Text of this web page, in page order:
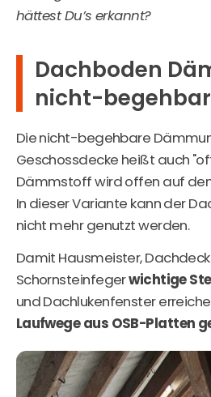
hättest Du’s erkannt?
Dachboden
nicht-begehbar
Die nicht-begehbare
Geschossdecke heißt auch
Dämmstoff wird offen auf
In dieser Variante kann der
nicht mehr genutzt werden.
Damit Hausmeister,
Schornsteinfegerwichtige
und Dachlukenfenster
Laufwege aus OSB-Platten